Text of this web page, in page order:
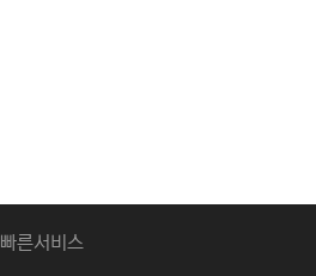
빠른서비스